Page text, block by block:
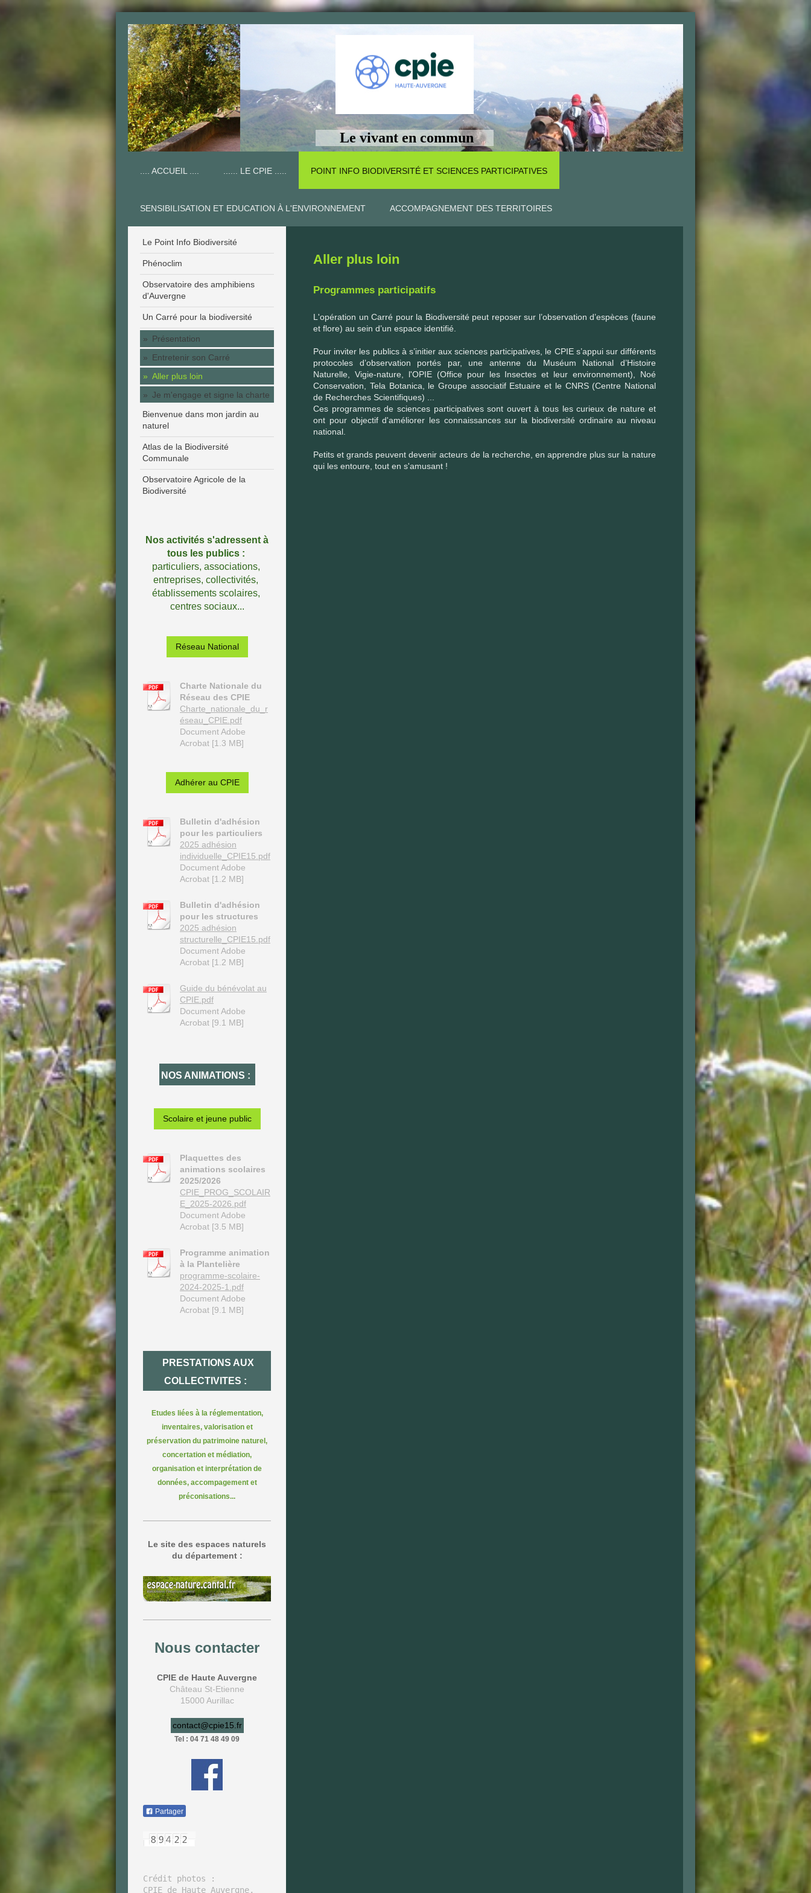
Le vivant en commun
.... ACCUEIL .... ...... LE CPIE ..... POINT INFO BIODIVERSITÉ ET SCIENCES PARTICIPATIVES
SENSIBILISATION ET EDUCATION À L'ENVIRONNEMENT ACCOMPAGNEMENT DES TERRITOIRES
Aller plus loin
Programmes participatifs
L'opération un Carré pour la Biodiversité peut reposer sur l’observation d’espèces (faune
et flore) au sein d’un espace identifié.
Pour inviter les publics à s’initier aux sciences participatives, le CPIE s’appui sur différents
protocoles d’observation portés par, une antenne du Muséum National d’Histoire
Naturelle, Vigie-nature, l'OPIE (Office pour les Insectes et leur environnement), Noé
Conservation, Tela Botanica, le Groupe associatif Estuaire et le CNRS (Centre National
de Recherches Scientifiques) ...
Ces programmes de sciences participatives sont ouvert à tous les curieux de nature et
ont pour objectif d'améliorer les connaissances sur la biodiversité ordinaire au niveau
national.
Petits et grands peuvent devenir acteurs de la recherche, en apprendre plus sur la nature
qui les entoure, tout en s'amusant !
Le Point Info Biodiversité
Phénoclim
Observatoire des amphibiens
d'Auvergne
Un Carré pour la biodiversité
Présentation
Entretenir son Carré
Aller plus loin
Je m'engage et signe la charte
Bienvenue dans mon jardin au
naturel
Atlas de la Biodiversité
Communale
Observatoire Agricole de la
Biodiversité
Nos activités s'adressent à
tous les publics :
particuliers, associations,
entreprises, collectivités,
établissements scolaires,
centres sociaux...
Réseau National
Charte Nationale du
Réseau des CPIE
Charte_nationale_du_r
éseau_CPIE.pdf
Document Adobe
Acrobat [1.3 MB]
Adhérer au CPIE
Bulletin d'adhésion
pour les particuliers
2025 adhésion
individuelle_CPIE15.pdf
Document Adobe
Acrobat [1.2 MB]
Bulletin d'adhésion
pour les structures
2025 adhésion
structurelle_CPIE15.pdf
Document Adobe
Acrobat [1.2 MB]
Guide du bénévolat au
CPIE.pdf
Document Adobe
Acrobat [9.1 MB]
NOS ANIMATIONS :
Scolaire et jeune public
Plaquettes des
animations scolaires
2025/2026
CPIE_PROG_SCOLAIR
E_2025-2026.pdf
Document Adobe
Acrobat [3.5 MB]
Programme animation
à la Plantelière
programme-scolaire-
2024-2025-1.pdf
Document Adobe
Acrobat [9.1 MB]
PRESTATIONS AUX
COLLECTIVITES :
Etudes liées à la réglementation,
inventaires, valorisation et
préservation du patrimoine naturel,
concertation et médiation,
organisation et interprétation de
données, accompagement et
préconisations...
Le site des espaces naturels
du département :
Nous contacter
CPIE de Haute Auvergne
Château St-Etienne
15000 Aurillac
contact@cpie15.fr
Tel : 04 71 48 49 09
Partager
Crédit photos :
CPIE de Haute Auvergne,